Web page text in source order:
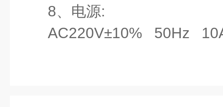
8、电源:
AC220V±10% 50Hz